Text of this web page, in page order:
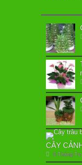
CÂY
6 Tháng